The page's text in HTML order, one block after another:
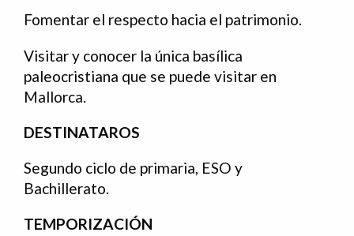
Fomentar el respecto hacia el patrimonio.
Visitar y conocer la única basílica
paleocristiana que se puede visitar en
Mallorca.
DESTINATAROS
Segundo ciclo de primaria, ESO y
Bachillerato.
TEMPORIZACIÓN